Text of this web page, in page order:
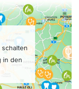
schalten
in den